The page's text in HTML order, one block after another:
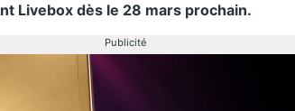
Livebox dès le 28 mars prochain.
Publicité